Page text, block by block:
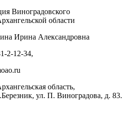
Виноградовского
области
Ирина Александровна
2-12-34,
область,
ул. П. Виноградова, д. 83.